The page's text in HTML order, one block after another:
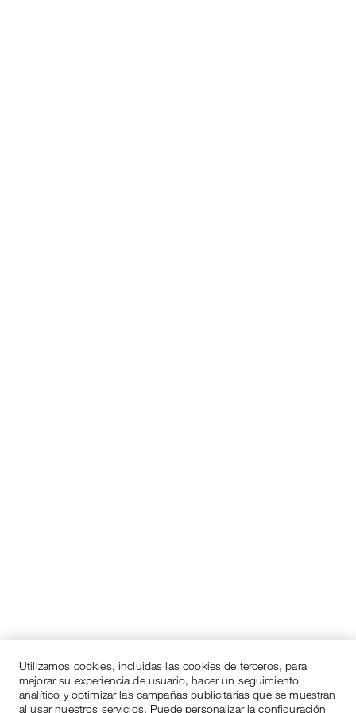
Utilizamos cookies, incluidas las cookies de terceros, para
mejorar su experiencia de usuario, hacer un seguimiento
analítico y optimizar las campañas publicitarias que se muestran
al usar nuestros servicios. Puede personalizar la configuración